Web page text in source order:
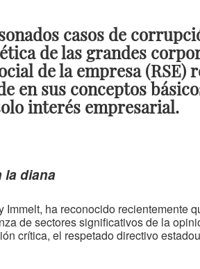
casos de
de las grandes
de la empresa
en sus conceptos
interés empresarial.
la diana
ha reconocido recientemente
de sectores significativos de la
crítica, el respetado directivo